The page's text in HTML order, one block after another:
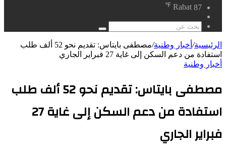
Rabat 87
℉
عشوائي
بحث
الرئيسية/ أخبار وطنية/
مصطفى بايتاس: تقديم نحو 52 ألف طلب
استفادة من دعم السكن إلى غاية 27 فبراير الجاري
أخبار وطنية
مصطفى بايتاس: تقديم نحو 52 ألف طلب
استفادة من دعم السكن إلى غاية 27
فبراير الجاري